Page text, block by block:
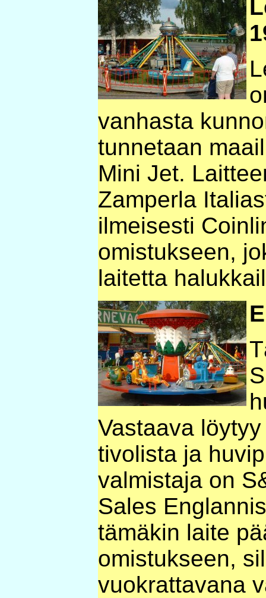
vanhasta
tunnetaan
Mini Jet.
Zamperla
ilmeisesti
omistukseen,
laitetta
Vastaava
tivolista ja
valmistaja on
Sales
tämäkin laite
omistukseen,
vuokrattavana